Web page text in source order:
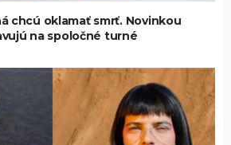
chcú oklamať smrť. Novinkou
na spoločné turné